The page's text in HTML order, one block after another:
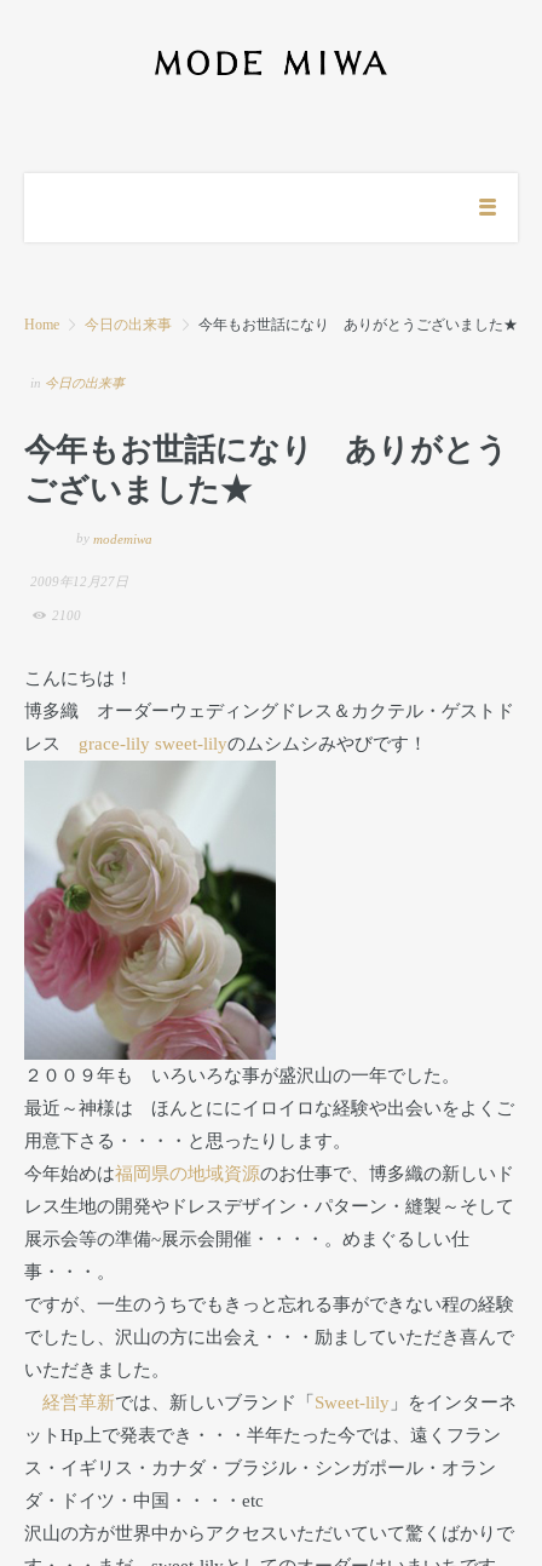
Home 今日の出来事 今年もお世話になり ありがとうございました★
in 今日の出来事
今年もお世話になり ありがとう
ございました★
by modemiwa
2009年12月27日
2100
こんにちは！
博多織 オーダーウェディングドレス＆カクテル・ゲストド
レス grace-lily sweet-lilyのムシムシみやびです！
２００９年も いろいろな事が盛沢山の一年でした。
最近～神様は ほんとににイロイロな経験や出会いをよくご
用意下さる・・・・と思ったりします。
今年始めは福岡県の地域資源のお仕事で、博多織の新しいド
レス生地の開発やドレスデザイン・パターン・縫製～そして
展示会等の準備~展示会開催・・・・。めまぐるしい仕
事・・・。
ですが、一生のうちでもきっと忘れる事ができない程の経験
でしたし、沢山の方に出会え・・・励ましていただき喜んで
いただきました。
経営革新では、新しいブランド「Sweet-lily 」をインターネ
ットHp上で発表でき・・・半年たった今では、遠くフラン
ス・イギリス・カナダ・ブラジル・シンガポール・オラン
ダ・ドイツ・中国・・・・etc
沢山の方が世界中からアクセスいただいていて驚くばかりで